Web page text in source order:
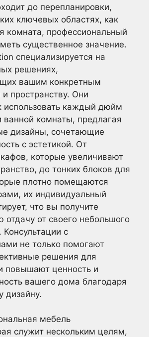
до перепланировки,
ключевых областях, как
комната, профессиональный
существенное значение.
специализируется на
решениях,
вашим конкретным
пространству. Они
использовать каждый дюйм
ванной комнаты, предлагая
дизайны, сочетающие
с эстетикой. От
которые увеличивают
до тонких блоков для
плотно помещаются
их индивидуальный
что вы получите
отдачу от своего небольшого
Консультации с
не только помогают
решения для
повышают ценность и
вашего дома благодаря
дизайну.
мебель
служит нескольким целям,